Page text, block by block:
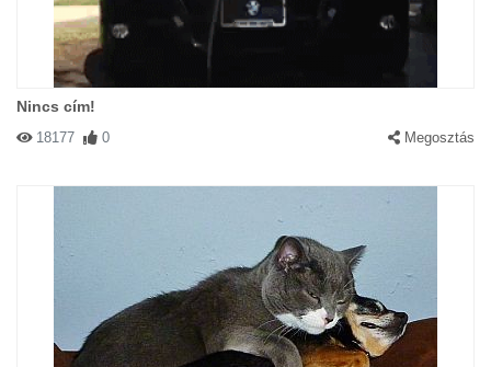
Nincs cím!
18177 0 Megosztás